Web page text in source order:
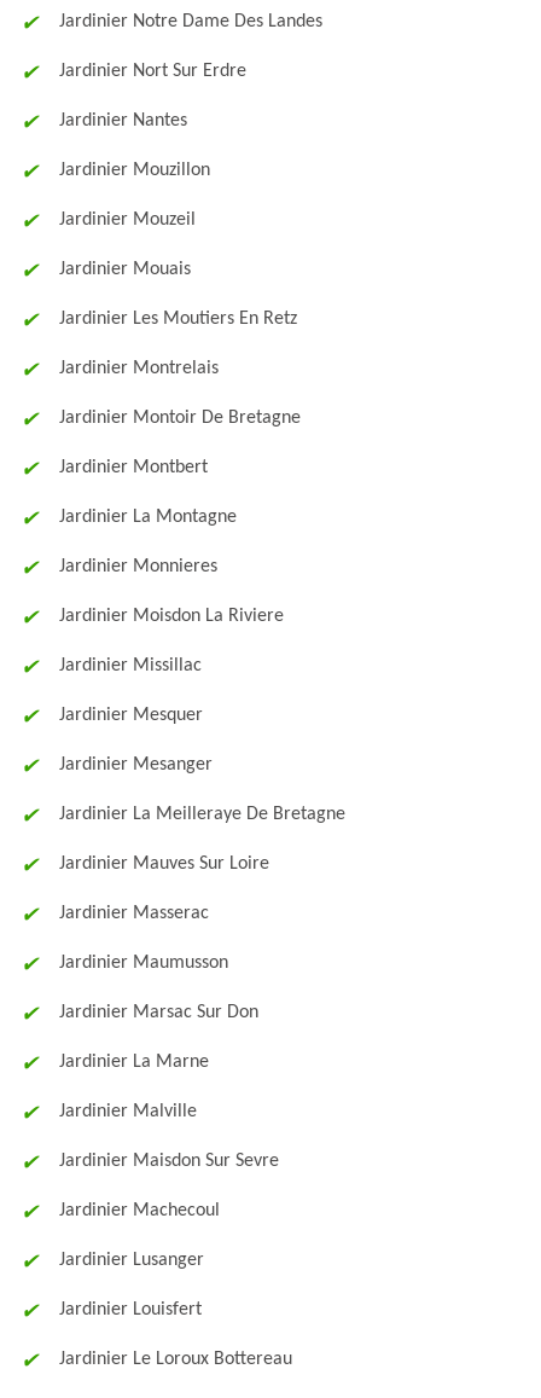
Jardinier Notre Dame Des Landes
Jardinier Nort Sur Erdre
Jardinier Nantes
Jardinier Mouzillon
Jardinier Mouzeil
Jardinier Mouais
Jardinier Les Moutiers En Retz
Jardinier Montrelais
Jardinier Montoir De Bretagne
Jardinier Montbert
Jardinier La Montagne
Jardinier Monnieres
Jardinier Moisdon La Riviere
Jardinier Missillac
Jardinier Mesquer
Jardinier Mesanger
Jardinier La Meilleraye De Bretagne
Jardinier Mauves Sur Loire
Jardinier Masserac
Jardinier Maumusson
Jardinier Marsac Sur Don
Jardinier La Marne
Jardinier Malville
Jardinier Maisdon Sur Sevre
Jardinier Machecoul
Jardinier Lusanger
Jardinier Louisfert
Jardinier Le Loroux Bottereau